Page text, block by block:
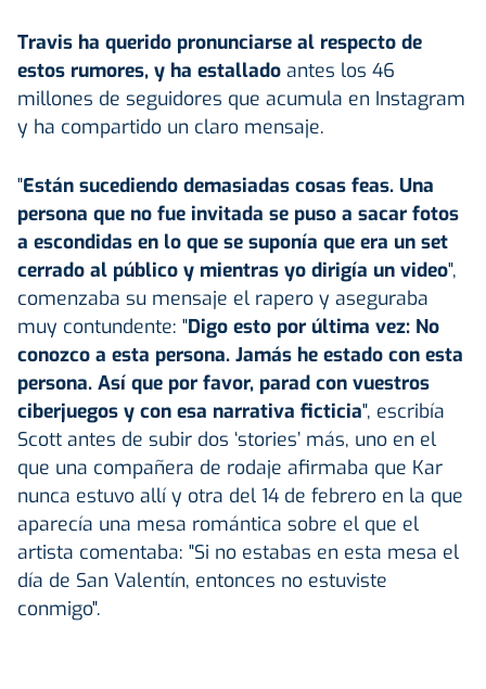
Travis ha querido pronunciarse al respecto de
estos rumores, y ha estallado antes los 46
millones de seguidores que acumula en Instagram
y ha compartido un claro mensaje.
"Están sucediendo demasiadas cosas feas. Una
persona que no fue invitada se puso a sacar fotos
a escondidas en lo que se suponía que era un set
cerrado al público y mientras yo dirigía un video",
comenzaba su mensaje el rapero y aseguraba
muy contundente: "Digo esto por última vez: No
conozco a esta persona. Jamás he estado con esta
persona. Así que por favor, parad con vuestros
ciberjuegos y con esa narrativa ficticia", escribía
Scott antes de subir dos ‘stories’ más, uno en el
que una compañera de rodaje afirmaba que Kar
nunca estuvo allí y otra del 14 de febrero en la que
aparecía una mesa romántica sobre el que el
artista comentaba: "Si no estabas en esta mesa el
día de San Valentín, entonces no estuviste
conmigo".